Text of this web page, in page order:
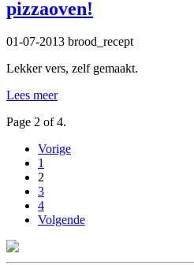
pizzaoven!
01-07-2013 brood_recept
Lekker vers, zelf gemaakt.
Lees meer
Page 2 of 4.
Vorige
1
2
3
4
Volgende